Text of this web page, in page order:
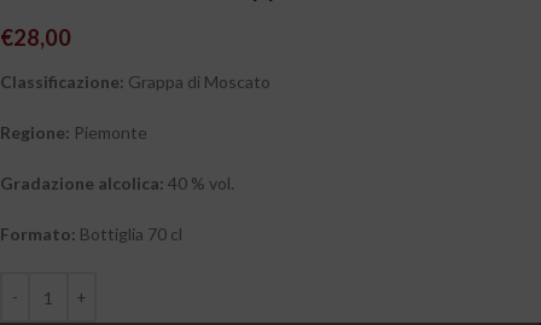
€28,00
Classificazione: Grappa di Moscato
Regione: Piemonte
Gradazione alcolica: 40 % vol.
Formato: Bottiglia 70 cl